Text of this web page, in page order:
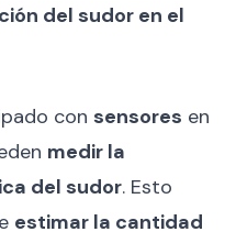
del sudor en el
con sensores en
medir la
del sudor. Esto
estimar la cantidad